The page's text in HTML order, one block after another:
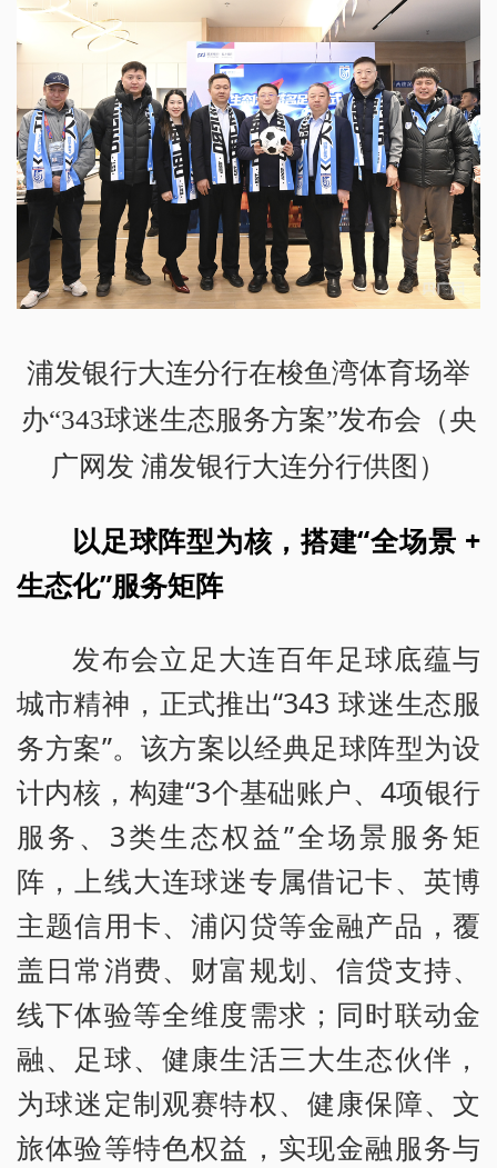
浦发银行大连分行在梭鱼湾体育场举
办“343球迷生态服务方案”发布会（央
广网发 浦发银行大连分行供图）
以足球阵型为核，搭建“全场景 +
生态化”服务矩阵
发布会立足大连百年足球底蕴与
城市精神，正式推出“343 球迷生态服
务方案”。该方案以经典足球阵型为设
计内核，构建“3个基础账户、4项银行
服务、3类生态权益”全场景服务矩
阵，上线大连球迷专属借记卡、英博
主题信用卡、浦闪贷等金融产品，覆
盖日常消费、财富规划、信贷支持、
线下体验等全维度需求；同时联动金
融、足球、健康生活三大生态伙伴，
为球迷定制观赛特权、健康保障、文
旅体验等特色权益，实现金融服务与